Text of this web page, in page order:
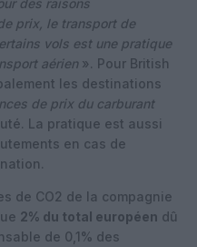
prix, le transport de
vols est une pratique
aérien ». Pour British
les destinations
de prix du carburant
La pratique est aussi
en cas de
de CO2 de la compagnie
2% du total européen dû
de 0,1% des